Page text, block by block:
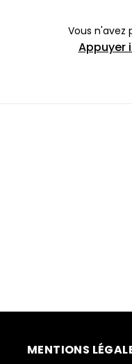
Vous n'avez
Appuyer
MENTIONS